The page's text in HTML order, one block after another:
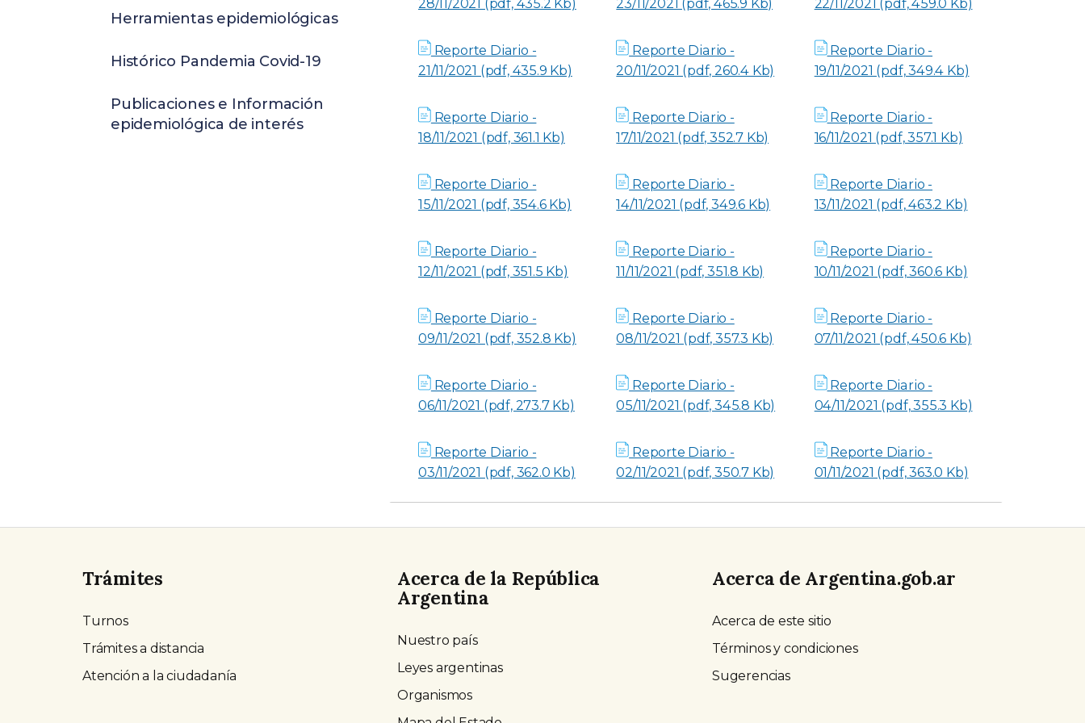
28/11/2021 (pdf, 435.2 Kb)
23/11/2021 (pdf, 465.9 Kb)
22/11/2021 (pdf, 459.0 Kb)
Reporte Diario -
21/11/2021 (pdf, 435.9 Kb)
Reporte Diario -
20/11/2021 (pdf, 260.4 Kb)
Reporte Diario -
19/11/2021 (pdf, 349.4 Kb)
Reporte Diario -
18/11/2021 (pdf, 361.1 Kb)
Reporte Diario -
17/11/2021 (pdf, 352.7 Kb)
Reporte Diario -
16/11/2021 (pdf, 357.1 Kb)
Reporte Diario -
15/11/2021 (pdf, 354.6 Kb)
Reporte Diario -
14/11/2021 (pdf, 349.6 Kb)
Reporte Diario -
13/11/2021 (pdf, 463.2 Kb)
Reporte Diario -
12/11/2021 (pdf, 351.5 Kb)
Reporte Diario -
11/11/2021 (pdf, 351.8 Kb)
Reporte Diario -
10/11/2021 (pdf, 360.6 Kb)
Reporte Diario -
09/11/2021 (pdf, 352.8 Kb)
Reporte Diario -
08/11/2021 (pdf, 357.3 Kb)
Reporte Diario -
07/11/2021 (pdf, 450.6 Kb)
Reporte Diario -
06/11/2021 (pdf, 273.7 Kb)
Reporte Diario -
05/11/2021 (pdf, 345.8 Kb)
Reporte Diario -
04/11/2021 (pdf, 355.3 Kb)
Reporte Diario -
03/11/2021 (pdf, 362.0 Kb)
Reporte Diario -
02/11/2021 (pdf, 350.7 Kb)
Reporte Diario -
01/11/2021 (pdf, 363.0 Kb)
Herramientas epidemiológicas
Histórico Pandemia Covid-19
Publicaciones e Información
epidemiológica de interés
Trámites
Turnos
Trámites a distancia
Atención a la ciudadanía
Acerca de la República
Argentina
Nuestro país
Leyes argentinas
Organismos
Acerca de Argentina.gob.ar
Acerca de este sitio
Términos y condiciones
Sugerencias